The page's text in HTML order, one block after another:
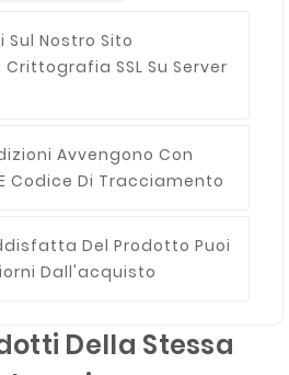
Sul Nostro Sito
SSL Su Server
Avvengono Con
Codice Di Tracciamento
Del Prodotto Puoi
Dall'acquisto
Della Stessa